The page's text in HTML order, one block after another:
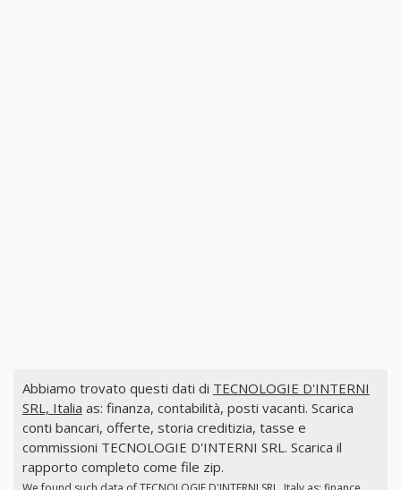
Abbiamo trovato questi dati di TECNOLOGIE D'INTERNI
SRL, Italia as: finanza, contabilità, posti vacanti. Scarica
conti bancari, offerte, storia creditizia, tasse e
commissioni TECNOLOGIE D'INTERNI SRL. Scarica il
rapporto completo come file zip.